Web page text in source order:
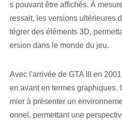
s pouvant être affichés. À
ressait, les versions ultérieures
tégrer des éléments 3D,
ersion dans le monde du jeu.
Avec l'arrivée de GTA III en
en avant en termes graphiques.
mier à présenter un
onnel, permettant une